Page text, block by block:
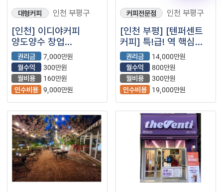
대형커피 인천 부평구
[인천] 이디야커피
양도양수 창업
(프랜차이즈/카페)
권리금
7,000만원
월수익
300만원
월비용
160만원
인수비용 9,000만원
커피전문점 인천 부평구
[인천 부평] [텐퍼센트
커피] 특!급! 역 핵심
입지｜3년 운영 실적
검증, 리뷰 경쟁력 갖춘
고매출 매장
권리금
14,000만원
월수익
800만원
월비용
300만원
인수비용
19,000만원